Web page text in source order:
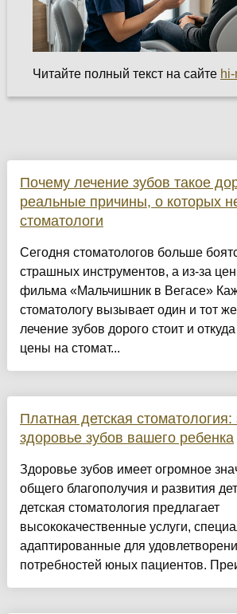
Читайте полный текст на сайте
Почему лечение зубов такое
реальные причины, о которых
стоматологи
Сегодня стоматологов больше
страшных инструментов, а из-за
фильма «Мальчишник в Вегасе»
стоматологу вызывает один и тот
лечение зубов дорого стоит и
цены на стомат...
Платная детская стоматология:
здоровье зубов вашего ребенка
Здоровье зубов имеет огромное
общего благополучия и развития
детская стоматология предлагает
высококачественные услуги,
адаптированные для
потребностей юных пациентов.